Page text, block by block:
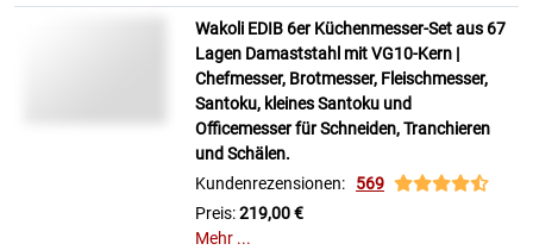
Wakoli EDIB 6er Küchenmesser-Set aus 67
Lagen Damaststahl mit VG10-Kern |
Chefmesser, Brotmesser, Fleischmesser,
Santoku, kleines Santoku und
Officemesser für Schneiden, Tranchieren
und Schälen.
Kundenrezensionen: 569
Preis:219,00 €
Mehr ...